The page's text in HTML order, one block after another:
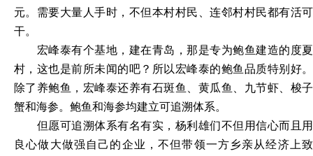
元。需要大量人手时，不但本村村民、连邻村村民都有活可
干。
宏峰泰有个基地，建在青岛，那是专为鲍鱼建造的度夏
村，这也是前所未闻的吧？所以宏峰泰的鲍鱼品质特别好。
除了养鲍鱼，宏峰泰还养有石斑鱼、黄瓜鱼、九节虾、梭子
蟹和海参。鲍鱼和海参均建立可追溯体系。
但愿可追溯体系有名有实，杨利雄们不但用信心而且用
良心做大做强自己的企业，不但带领一方乡亲从经济上致